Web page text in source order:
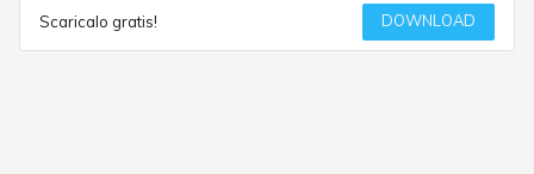
Scaricalo gratis! DOWNLOAD